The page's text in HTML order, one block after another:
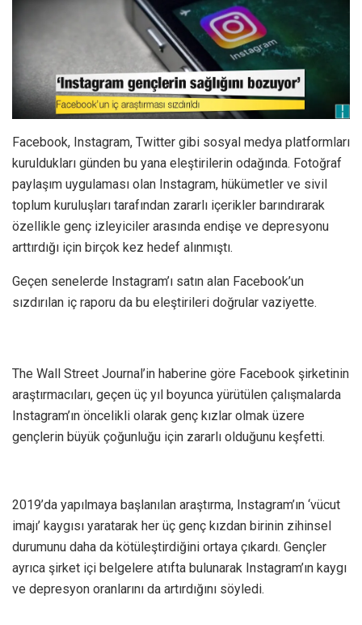
Facebook, Instagram, Twitter gibi sosyal medya platformları
kuruldukları günden bu yana eleştirilerin odağında. Fotoğraf
paylaşım uygulaması olan Instagram, hükümetler ve sivil
toplum kuruluşları tarafından zararlı içerikler barındırarak
özellikle genç izleyiciler arasında endişe ve depresyonu
arttırdığı için birçok kez hedef alınmıştı.
Geçen senelerde Instagram’ı satın alan Facebook’un
sızdırılan iç raporu da bu eleştirileri doğrular vaziyette.
The Wall Street Journal’in haberine göre Facebook şirketinin
araştırmacıları, geçen üç yıl boyunca yürütülen çalışmalarda
Instagram’ın öncelikli olarak genç kızlar olmak üzere
gençlerin büyük çoğunluğu için zararlı olduğunu keşfetti.
2019’da yapılmaya başlanılan araştırma, Instagram’ın ‘vücut
imajı’ kaygısı yaratarak her üç genç kızdan birinin zihinsel
durumunu daha da kötüleştirdiğini ortaya çıkardı. Gençler
ayrıca şirket içi belgelere atıfta bulunarak Instagram’ın kaygı
ve depresyon oranlarını da artırdığını söyledi.